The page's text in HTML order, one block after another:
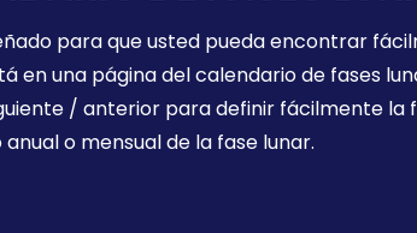
para que usted pueda encontrar
en una página del calendario de fases
/ anterior para definir fácilmente la
o mensual de la fase lunar.